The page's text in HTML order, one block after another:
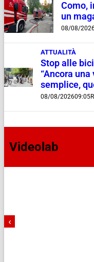
Como,
un
08/08/
ATTUALITÀ
Stop alle
“Ancora
semplice,
08/08/202609:05
Videolab
‹